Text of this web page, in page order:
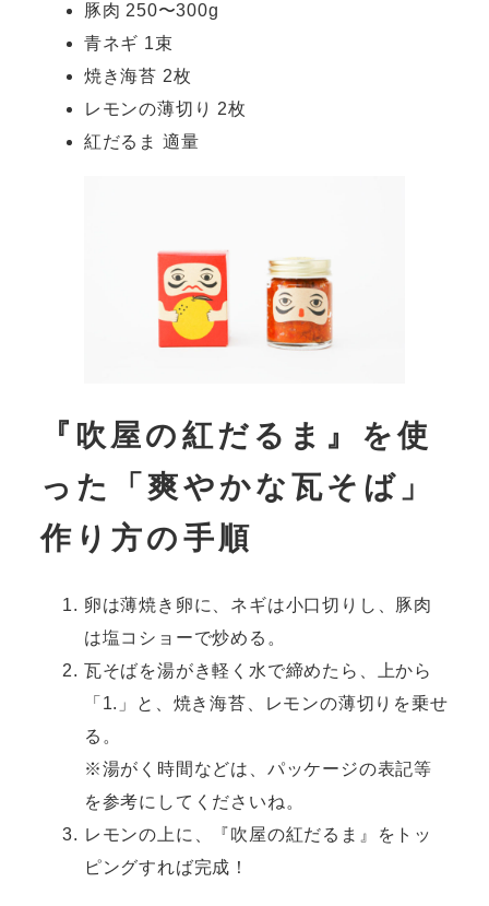
豚肉 250〜300g
青ネギ 1束
焼き海苔 2枚
レモンの薄切り 2枚
紅だるま 適量
『吹屋の紅だるま』を使
った「爽やかな瓦そば」
作り方の手順
卵は薄焼き卵に、ネギは小口切りし、豚肉
は塩コショーで炒める。
瓦そばを湯がき軽く水で締めたら、上から
「1.」と、焼き海苔、レモンの薄切りを乗せ
る。
※湯がく時間などは、パッケージの表記等
を参考にしてくださいね。
レモンの上に、『吹屋の紅だるま』をトッ
ピングすれば完成！